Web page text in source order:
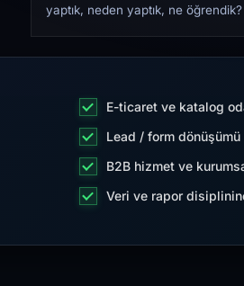
yaptık, neden yaptık, ne öğrendik?
E-ticaret ve katalog
Lead / form
B2B hizmet ve
Veri ve rapor